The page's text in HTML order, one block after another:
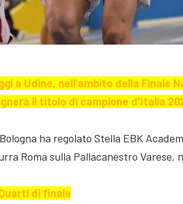
a Udine, nell’ambito della Finale
il titolo di campione d’Italia
ha regolato Stella EBK
Roma sulla Pallacanestro Varese,
di finale